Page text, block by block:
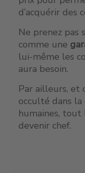
d’acquérir des
Ne prenez pas
comme une
lui-même les
aura besoin.
Par ailleurs, et
occulté dans la
humaines,
devenir chef.